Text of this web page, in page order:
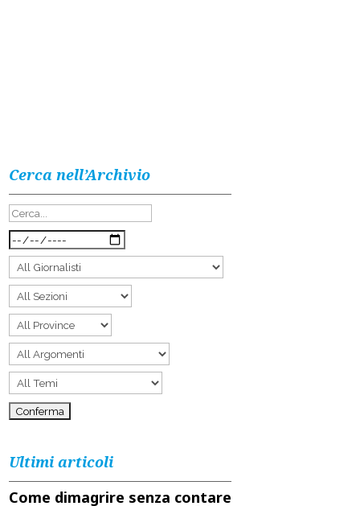
Cerca nell’Archivio
Ultimi articoli
Come dimagrire senza contare